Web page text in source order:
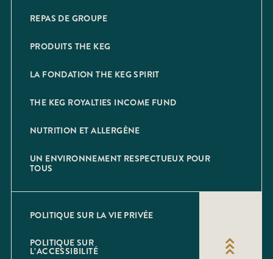
REPAS DE GROUPE
PRODUITS THE KEG
LA FONDATION THE KEG SPIRIT
THE KEG ROYALTIES INCOME FUND
NUTRITION ET ALLERGÈNE
UN ENVIRONNEMENT RESPECTUEUX POUR
TOUS
POLITIQUE SUR LA VIE PRIVÉE
POLITIQUE SUR
L’ACCESSIBILITÉ